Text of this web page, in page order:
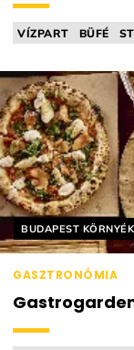
VÍZPART BÜFÉ
Helyszín címkék:
BUDAPEST
GASZTRONÓMIA